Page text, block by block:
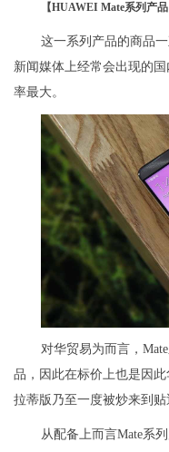
【HUAWEI Mate系列产品
这一系列产品的商品
新闻媒体上经常会出现的
率最大。
对华贸易为而言，
品，因此在标价上也是因
拉蒂版乃至一度被炒来到贴
从配备上而言Mate系